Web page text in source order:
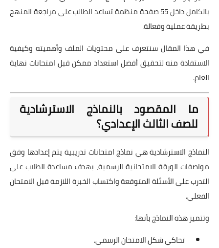
بالكامل داخل 55 صفحة منظمة تساعد الطالب على مراجعة المنهج
بطريقة عملية وفعالة.
في هذا المقال سنتعرف على محتويات الملف وأهميته وكيفية
الاستفادة منه لتحقيق أفضل استعداد ممكن قبل امتحانات نهاية
العام.
ما المقصود بالنماذج الاسترشادية
للصف الثالث الإعدادي؟
النماذج الاسترشادية هي نماذج امتحانات تدريبية يتم إعدادها وفق
مواصفات الورقة الامتحانية الرسمية، بهدف مساعدة الطلاب على
التدرب على الأسئلة المتوقعة واكتساب الخبرة اللازمة قبل الامتحان
الفعلي.
وتتميز هذه النماذج بأنها:
تحاكي شكل الامتحان الرسمي.